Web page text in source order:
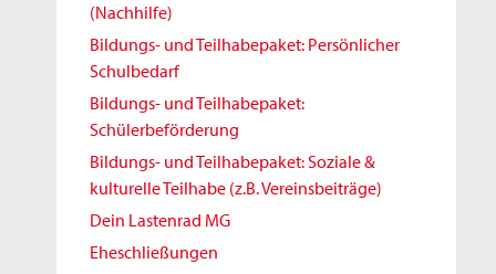
(Nachhilfe)
Bildungs- und Teilhabepaket: Persönlicher
Schulbedarf
Bildungs- und Teilhabepaket:
Schülerbeförderung
Bildungs- und Teilhabepaket: Soziale &
kulturelle Teilhabe (z.B. Vereinsbeiträge)
Dein Lastenrad MG
Eheschließungen